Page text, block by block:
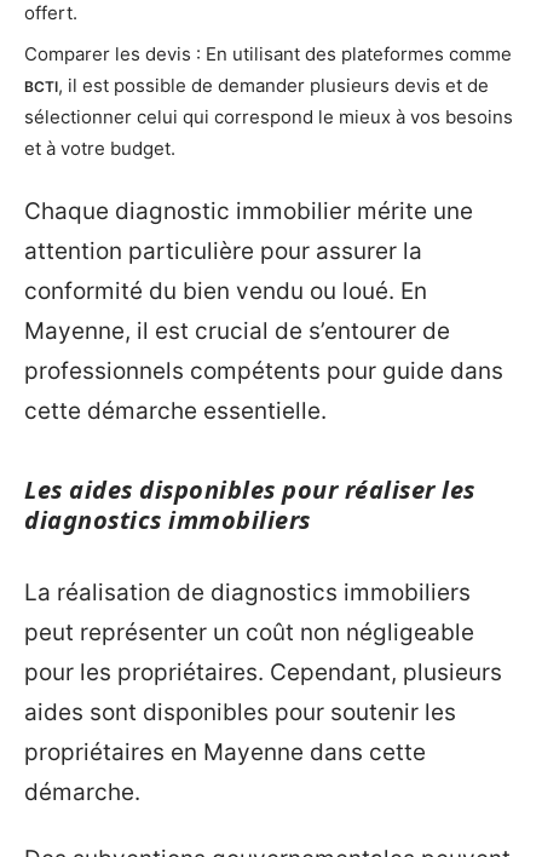
offert.
Comparer les devis : En utilisant des plateformes comme
BCTI, il est possible de demander plusieurs devis et de
sélectionner celui qui correspond le mieux à vos besoins
et à votre budget.
Chaque diagnostic immobilier mérite une
attention particulière pour assurer la
conformité du bien vendu ou loué. En
Mayenne, il est crucial de s’entourer de
professionnels compétents pour guide dans
cette démarche essentielle.
Les aides disponibles pour réaliser les
diagnostics immobiliers
La réalisation de diagnostics immobiliers
peut représenter un coût non négligeable
pour les propriétaires. Cependant, plusieurs
aides sont disponibles pour soutenir les
propriétaires en Mayenne dans cette
démarche.